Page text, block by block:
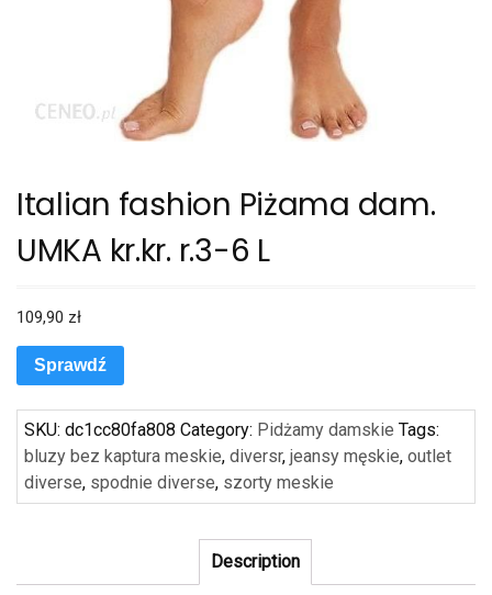
Italian fashion Piżama dam.
UMKA kr.kr. r.3-6 L
109,90 zł
Sprawdź
SKU: dc1cc80fa808 Category: Pidżamy damskie Tags:
bluzy bez kaptura meskie, diversr, jeansy męskie, outlet
diverse, spodnie diverse, szorty meskie
Description